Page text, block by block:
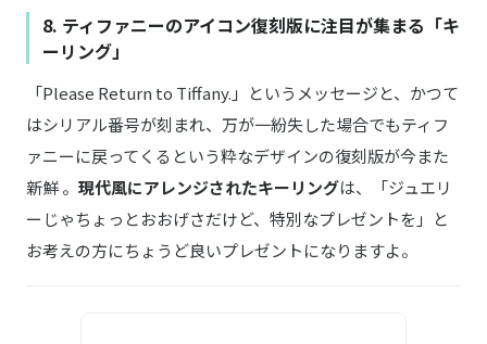
8. ティファニーのアイコン復刻版に注目が集まる「キ
ーリング」
「Please Return to Tiffany.」というメッセージと、かつて
はシリアル番号が刻まれ、万が一紛失した場合でもティフ
ァニーに戻ってくるという粋なデザインの復刻版が今また
新鮮 。 現代風にアレンジされたキーリングは、「ジュエリ
ーじゃちょっとおおげさだけど、特別なプレゼントを」と
お考えの方にちょうど良いプレゼントになりますよ。